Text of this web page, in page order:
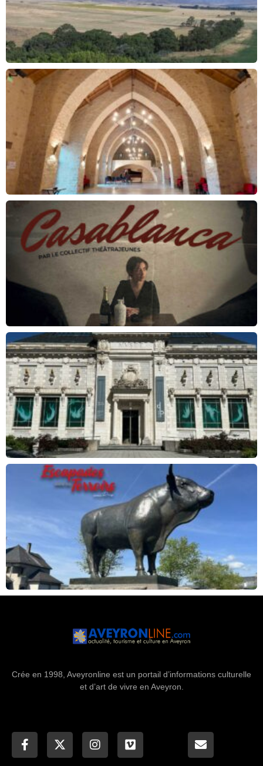
Crée en 1998, Aveyronline est un portail d’informations culturelle
et d’art de vivre en Aveyron.